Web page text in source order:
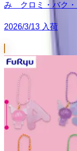
み クロミ・バク・
2026/3/13 入荷